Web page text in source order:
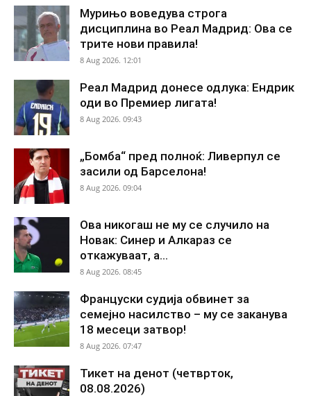
Мурињо воведува строга
дисциплина во Реал Мадрид: Ова се
трите нови правила!
8 Aug 2026. 12:01
Реал Мадрид донесе одлука: Ендрик
оди во Премиер лигата!
8 Aug 2026. 09:43
„Бомба“ пред полноќ: Ливерпул се
засили од Барселона!
8 Aug 2026. 09:04
Ова никогаш не му се случило на
Новак: Синер и Алкараз се
откажуваат, а...
8 Aug 2026. 08:45
Француски судија обвинет за
семејно насилство – му се заканува
18 месеци затвор!
8 Aug 2026. 07:47
Тикет на денот (четврток,
08.08.2026)